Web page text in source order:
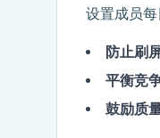
设置成员每
防止刷
平衡竞
鼓励质